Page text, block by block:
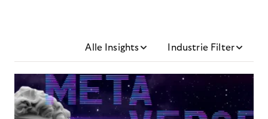
Alle Insights Industrie Filter